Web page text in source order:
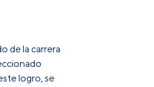
de la carrera
logro, se